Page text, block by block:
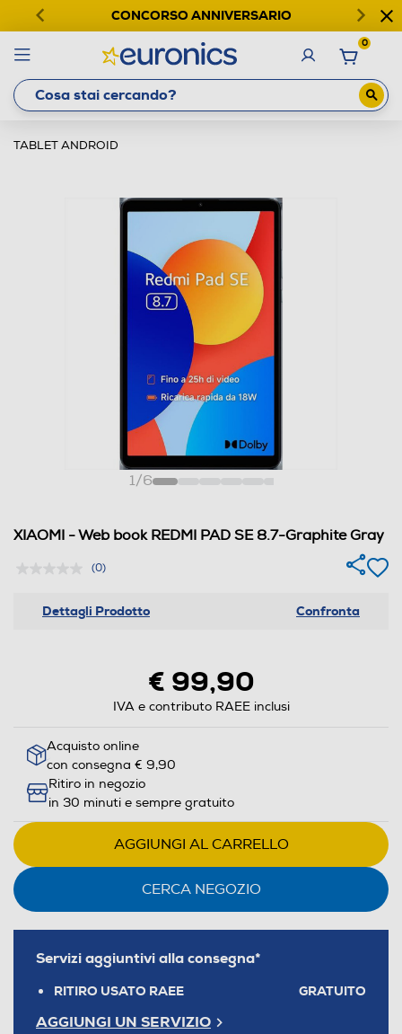
CONCORSO ANNIVERSARIO
0
TABLET ANDROID
1/6
XIAOMI - Web book REDMI PAD SE 8.7-Graphite Gray
(0)
Dettagli Prodotto Confronta
€ 99,90
IVA e contributo RAEE inclusi
Acquisto online
con consegna € 9,90
Ritiro in negozio
in 30 minuti e sempre gratuito
AGGIUNGI AL CARRELLO
CERCA NEGOZIO
Servizi aggiuntivi alla consegna*
RITIRO USATO RAEE GRATUITO
AGGIUNGI UN SERVIZIO